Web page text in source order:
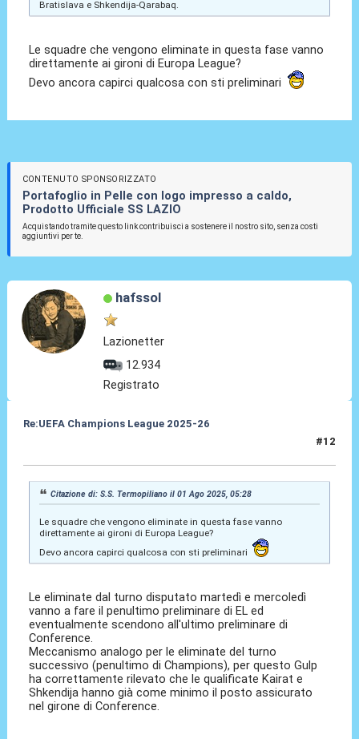
Bratislava e Shkendija-Qarabaq.
Le squadre che vengono eliminate in questa fase vanno
direttamente ai gironi di Europa League?
Devo ancora capirci qualcosa con sti preliminari
CONTENUTO SPONSORIZZATO
Portafoglio in Pelle con logo impresso a caldo,
Prodotto Ufficiale SS LAZIO
Acquistando tramite questo link contribuisci a sostenere il nostro sito, senza costi
aggiuntivi per te.
hafssol
Lazionetter
12.934
Registrato
Re:UEFA Champions League 2025-26
#12
Citazione di: S.S. Termopiliano il 01 Ago 2025, 05:28
Le squadre che vengono eliminate in questa fase vanno
direttamente ai gironi di Europa League?
Devo ancora capirci qualcosa con sti preliminari
Le eliminate dal turno disputato martedì e mercoledì
vanno a fare il penultimo preliminare di EL ed
eventualmente scendono all'ultimo preliminare di
Conference.
Meccanismo analogo per le eliminate del turno
successivo (penultimo di Champions), per questo Gulp
ha correttamente rilevato che le qualificate Kairat e
Shkendija hanno già come minimo il posto assicurato
nel girone di Conference.